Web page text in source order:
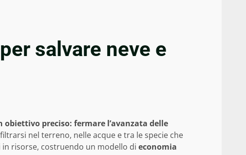
salvare neve e
preciso: fermare l’avanzata delle
nel terreno, nelle acque e tra le specie che
risorse, costruendo un modello di economia